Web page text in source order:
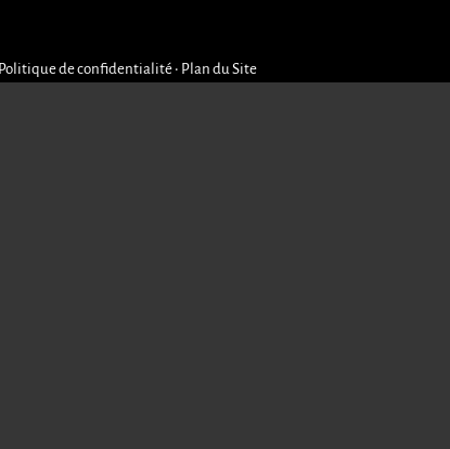
Politique de confidentialité• Plan du Site